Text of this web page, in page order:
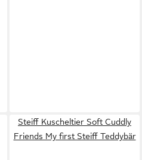
Steiff Kuscheltier Soft Cuddly
Friends My first Steiff Teddybär